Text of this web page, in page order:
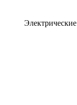
Электрические